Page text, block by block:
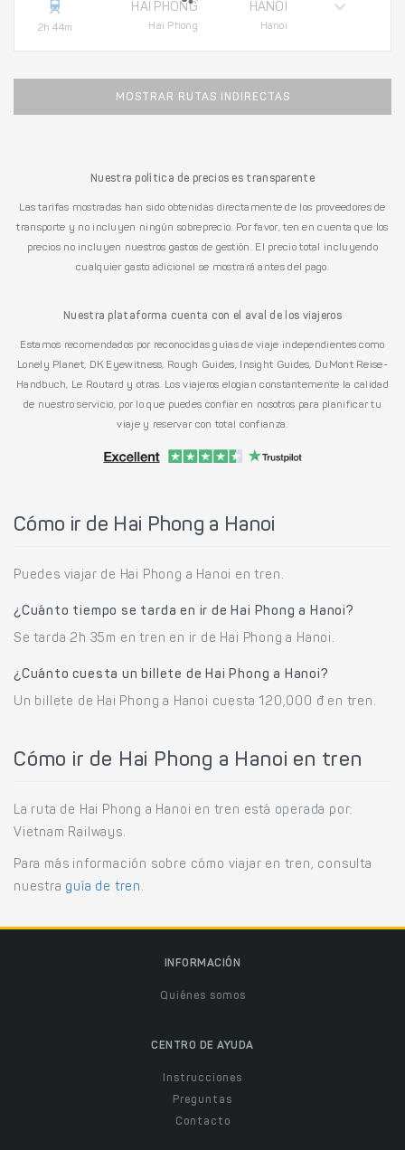
2h 44m
HAI PHONG
Hai Phong
HANOI
Hanoi
MOSTRAR RUTAS INDIRECTAS
Nuestra política de precios es transparente
Las tarifas mostradas han sido obtenidas directamente de los proveedores de
transporte y no incluyen ningún sobreprecio. Por favor, ten en cuenta que los
precios no incluyen nuestros gastos de gestión. El precio total incluyendo
cualquier gasto adicional se mostrará antes del pago.
Nuestra plataforma cuenta con el aval de los viajeros
Estamos recomendados por reconocidas guías de viaje independientes como
Lonely Planet, DK Eyewitness, Rough Guides, Insight Guides, DuMont Reise-
Handbuch, Le Routard y otras. Los viajeros elogian constantemente la calidad
de nuestro servicio, por lo que puedes confiar en nosotros para planificar tu
viaje y reservar con total confianza.
Cómo ir de Hai Phong a Hanoi
Puedes viajar de Hai Phong a Hanoi en tren.
¿Cuánto tiempo se tarda en ir de Hai Phong a Hanoi?
Se tarda 2h 35m en tren en ir de Hai Phong a Hanoi.
¿Cuánto cuesta un billete de Hai Phong a Hanoi?
Un billete de Hai Phong a Hanoi cuesta 120,000 đ en tren.
Cómo ir de Hai Phong a Hanoi en tren
La ruta de Hai Phong a Hanoi en tren está operada por:
Vietnam Railways.
Para más información sobre cómo viajar en tren, consulta
nuestra guía de tren .
INFORMACIÓN
Quiénes somos
CENTRO DE AYUDA
Instrucciones
Preguntas
Contacto